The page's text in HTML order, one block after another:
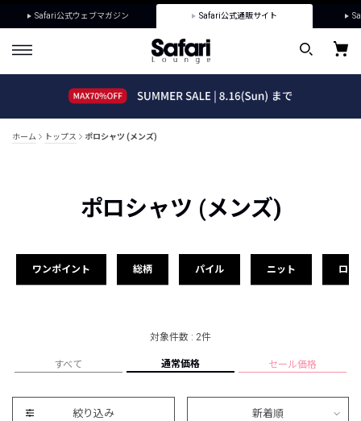
Safari公式ウェブマガジン Safari公式通販サイト
ホーム トップス ポロシャツ (メンズ)
ポロシャツ (メンズ)
ワンポイント 総柄 パイル ニット ロゴ
対象件数 : 2件
すべて 通常価格 セール価格
絞り込み 新着順